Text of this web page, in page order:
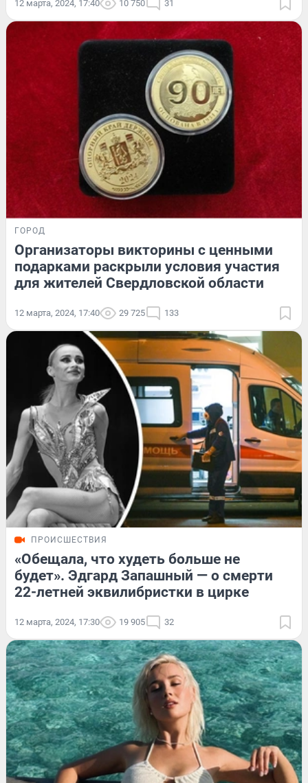
12 марта, 2024, 17:40 10 750 31
ГОРОД
Организаторы викторины с ценными
подарками раскрыли условия участия
для жителей Свердловской области
12 марта, 2024, 17:40 29 725 133
ПРОИСШЕСТВИЯ
«Обещала, что худеть больше не
будет». Эдгард Запашный — о смерти
22-летней эквилибристки в цирке
12 марта, 2024, 17:30 19 905 32